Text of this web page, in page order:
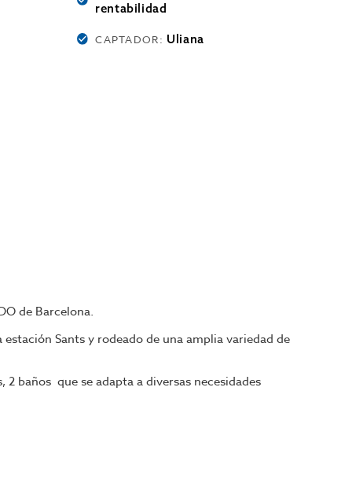
rentabilidad
CAPTADOR: Uliana
de Barcelona.
Sants y rodeado de una amplia variedad de
baños que se adapta a diversas necesidades
que las puertas de acceso facilitan la entrada y